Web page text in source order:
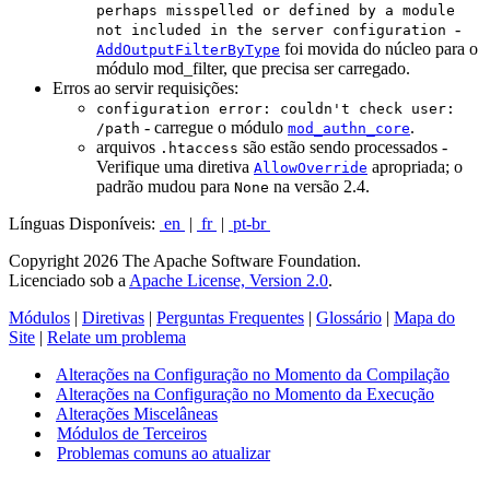
perhaps misspelled or defined by a module
not included in the server configuration -
AddOutputFilterByType foi movida do núcleo para o
módulo mod_filter, que precisa ser carregado.
Erros ao servir requisições:
configuration error: couldn't check user:
/path - carregue o módulo mod_authn_core.
arquivos .htaccess são estão sendo processados -
Verifique uma diretiva AllowOverride apropriada; o
padrão mudou para None na versão 2.4.
Línguas Disponíveis: en | fr | pt-br
Copyright 2026 The Apache Software Foundation.
Licenciado sob a Apache License, Version 2.0.
Módulos | Diretivas | Perguntas Frequentes | Glossário | Mapa do
Site | Relate um problema
Alterações na Configuração no Momento da Compilação
Alterações na Configuração no Momento da Execução
Alterações Miscelâneas
Módulos de Terceiros
Problemas comuns ao atualizar